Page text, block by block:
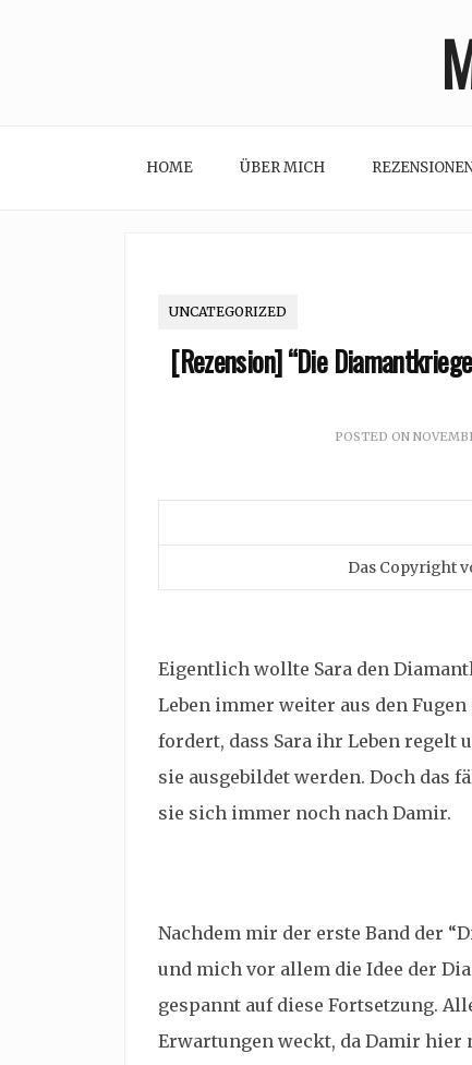
HOME ÜBER MICH
UNCATEGORIZED
[Rezension] “Die
POSTED ON
Das Copyright
Eigentlich wollte Sara den
Leben immer weiter aus den
fordert, dass Sara ihr Leben regelt
sie ausgebildet werden. Doch das
sie sich immer noch nach Damir.
Nachdem mir der erste Band der
und mich vor allem die Idee der
gespannt auf diese Fortsetzung.
Erwartungen weckt, da Damir